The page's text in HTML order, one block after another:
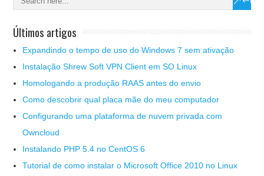
Últimos artigos
Expandindo o tempo de uso do Windows 7 sem ativação
Instalação Shrew Soft VPN Client em SO Linux
Homologando a produção RAAS antes do envio
Como descobrir qual placa mãe do meu computador
Configurando uma plataforma de nuvem privada com
Owncloud
Instalando PHP 5.4 no CentOS 6
Tutorial de como instalar o Microsoft Office 2010 no Linux